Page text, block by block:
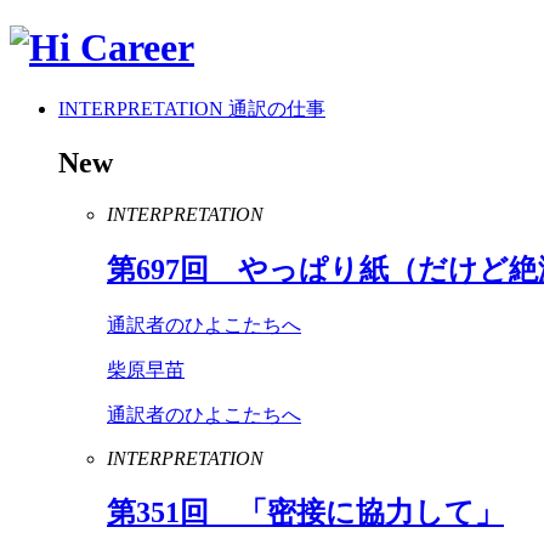
INTERPRETATION 通訳の仕事
New
INTERPRETATION
第697回 やっぱり紙（だけど絶
通訳者のひよこたちへ
柴原早苗
通訳者のひよこたちへ
INTERPRETATION
第351回 「密接に協力して」